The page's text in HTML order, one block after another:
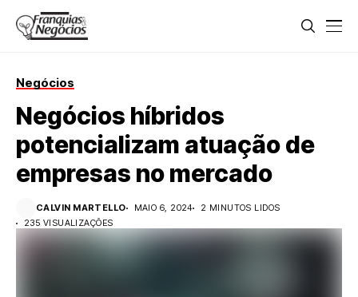
Negócios
Negócios híbridos
potencializam atuação de
empresas no mercado
CALVIN MARTELLO MAIO 6, 2024
2 MINUTOS LIDOS
235 VISUALIZAÇÕES